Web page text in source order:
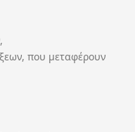
που μεταφέρουν